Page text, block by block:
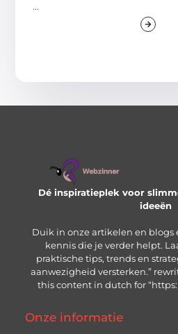
...
Dé inspiratieplek voor
ideeën
Duik in onze artikelen en blogs
kennis die je verder helpt.
praktische tips, trends en
aanwezigheid versterken.”
this content in dutch for
Onze informatie